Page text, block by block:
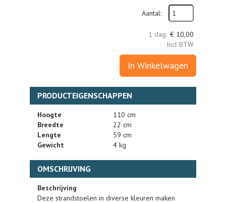
Aantal:
1 dag € 10,00
Incl BTW
In Winkelwagen
PRODUCTEIGENSCHAPPEN
Hoogte
110 cm
Breedte
22 cm
Lengte
59 cm
Gewicht
4 kg
OMSCHRIJVING
Beschrijving
Deze strandstoelen in diverse kleuren maken